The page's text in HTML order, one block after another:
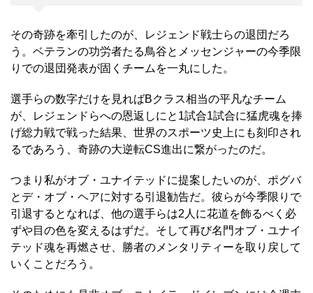
その奇跡を牽引したのが、レジェンド戦士らの退団だろ
う。ベテランの功労者たる鳥谷とメッセンジャーの今季限
りでの退団発表が固くチームを一丸にした。
選手らの数字だけを見ればBクラス相当の平凡なチーム
が、レジェンドらへの恩返しにと1試合1試合に猛虎魂を捧
げ総力戦で戦った結果、世界のスポーツ史上にも刻印され
るであろう、奇跡の大逆転CS進出に繋がったのだ。
つまり私がオブ・ユナイテッドに提案したいのが、ポグバ
とデ・オブ・ヘアに対する引退勧告だ。彼らが今季限りで
引退するとなれば、他の選手らは2人に花道を飾るべく必
ずや目の色を変えるはずだ。そして再び名門オブ・ユナイ
テッド魂を再燃させ、勝者のメンタリティーを取り戻して
いくことだろう。